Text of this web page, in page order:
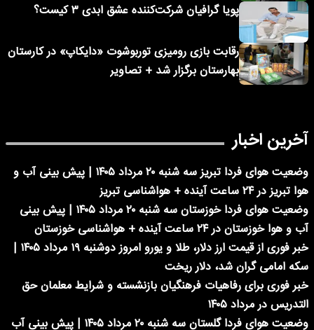
پویا گرافیان شرکت‌کننده عشق ابدی ۳ کیست؟
رقابت بازی رومیزی توربوشوت «دایکاپ» در کارستان
بهارستان برگزار شد + تصاویر
آخرین اخبار
وضعیت هوای فردا تبریز سه شنبه ۲۰ مرداد ۱۴۰۵ | پیش بینی آب و
هوا تبریز در ۲۴ ساعت آینده + هواشناسی تبریز
وضعیت هوای فردا خوزستان سه شنبه ۲۰ مرداد ۱۴۰۵ | پیش بینی
آب و هوا خوزستان در ۲۴ ساعت آینده + هواشناسی خوزستان
خبر فوری از قیمت ارز دلار، طلا و یورو امروز دوشنبه ۱۹ مرداد ۱۴۰۵ |
سکه امامی گران شد، دلار ریخت
خبر فوری برای رفاهیات فرهنگیان بازنشسته و شرایط معلمان حق
التدریس در مرداد ۱۴۰۵
وضعیت هوای فردا گلستان سه شنبه ۲۰ مرداد ۱۴۰۵ | پیش بینی آب